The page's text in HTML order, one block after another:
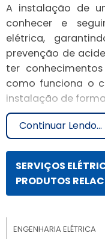
A instalação de
conhecer e
elétrica,
prevenção de
ter
como funciona o
instalação de
Este artigo
lâmpada elétrica
lâmpadas,
as diversas
encontradas.
COMO A
LÂMPADA
Continuar Lendo...
SERVIÇOS
PRODUTOS
ENGENHARIA ELÉTRICA